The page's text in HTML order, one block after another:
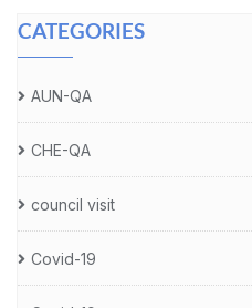
CATEGORIES
AUN-QA
CHE-QA
council visit
Covid-19